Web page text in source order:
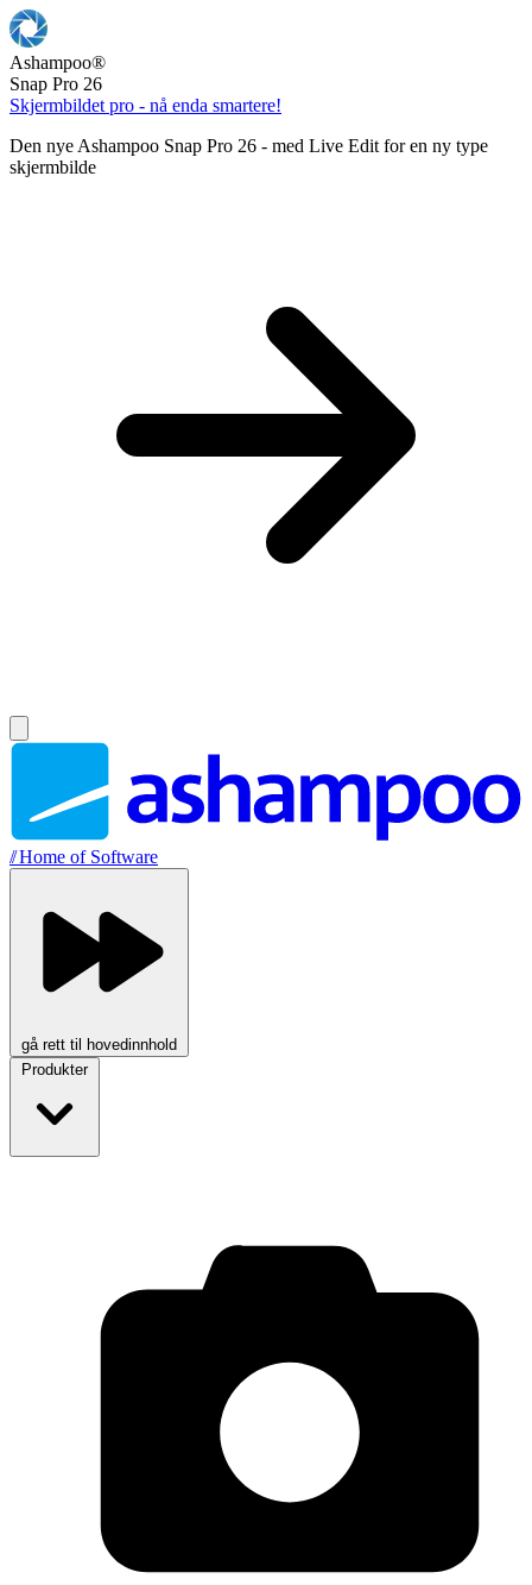
Ashampoo®
Snap Pro 26
Skjermbildet pro - nå enda smartere!
Den nye Ashampoo Snap Pro 26 - med Live Edit for en ny type
skjermbilde
//Home of Software
gå rett til hovedinnhold
Produkter